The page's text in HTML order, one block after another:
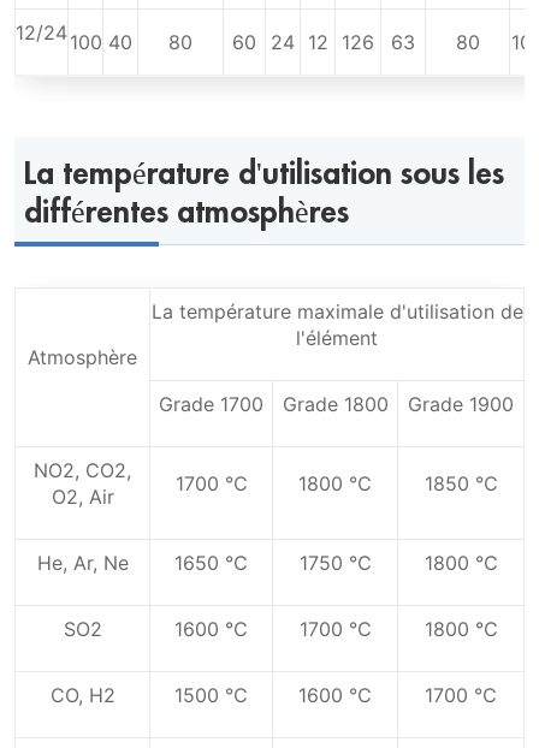
12/24100 40 80 60 24 12 126 63 80
La température d'utilisation sous les
différentes atmosphères
Atmosphère
La température maximale d'utilisation de
l'élément
Grade 1700 Grade 1800 Grade 1900
NO2, CO2,
O2, Air
1700 ℃ 1800 ℃ 1850 ℃
He, Ar, Ne 1650 ℃ 1750 ℃ 1800 ℃
SO2 1600 ℃ 1700 ℃ 1800 ℃
CO, H2 1500 ℃ 1600 ℃ 1700 ℃